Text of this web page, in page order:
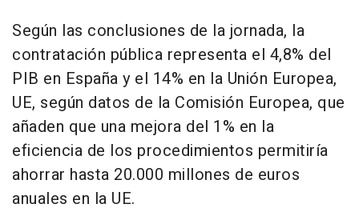
Según las conclusiones de la jornada, la
contratación pública representa el 4,8% del
PIB en España y el 14% en la Unión Europea,
UE, según datos de la Comisión Europea, que
añaden que una mejora del 1% en la
eficiencia de los procedimientos permitiría
ahorrar hasta 20.000 millones de euros
anuales en la UE.